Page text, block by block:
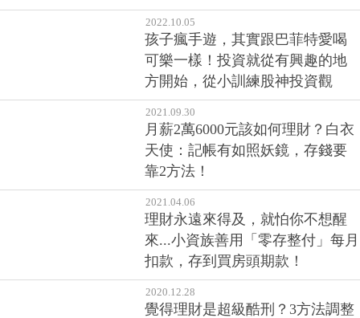
2022.10.05
孩子瘋手遊，其實跟巴菲特愛喝
可樂一樣！投資就從有興趣的地
方開始，從小訓練股神投資觀
2021.09.30
月薪2萬6000元該如何理財？白衣
天使：記帳有如照妖鏡，存錢要
靠2方法！
2021.04.06
理財永遠來得及，就怕你不想醒
來...小資族善用「零存整付」每月
扣款，存到買房頭期款！
2020.12.28
覺得理財是超級酷刑？3方法調整